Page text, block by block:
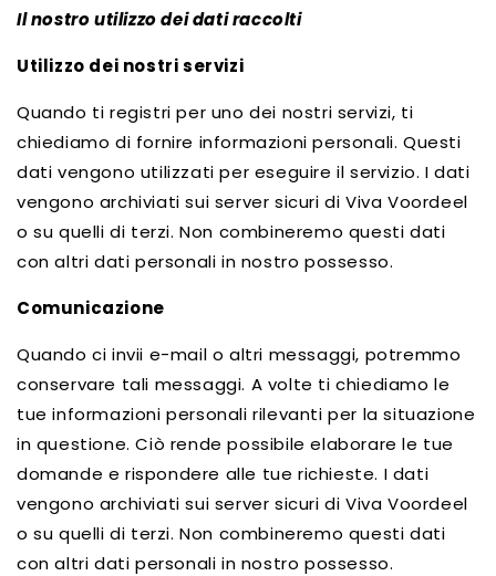
Il nostro utilizzo dei dati raccolti
Utilizzo dei nostri servizi
Quando ti registri per uno dei nostri servizi, ti
chiediamo di fornire informazioni personali. Questi
dati vengono utilizzati per eseguire il servizio. I dati
vengono archiviati sui server sicuri di Viva Voordeel
o su quelli di terzi. Non combineremo questi dati
con altri dati personali in nostro possesso.
Comunicazione
Quando ci invii e-mail o altri messaggi, potremmo
conservare tali messaggi. A volte ti chiediamo le
tue informazioni personali rilevanti per la situazione
in questione. Ciò rende possibile elaborare le tue
domande e rispondere alle tue richieste. I dati
vengono archiviati sui server sicuri di Viva Voordeel
o su quelli di terzi. Non combineremo questi dati
con altri dati personali in nostro possesso.